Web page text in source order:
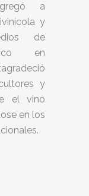
a
y
de
en
y
el vino
en los